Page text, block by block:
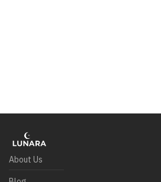
About Us